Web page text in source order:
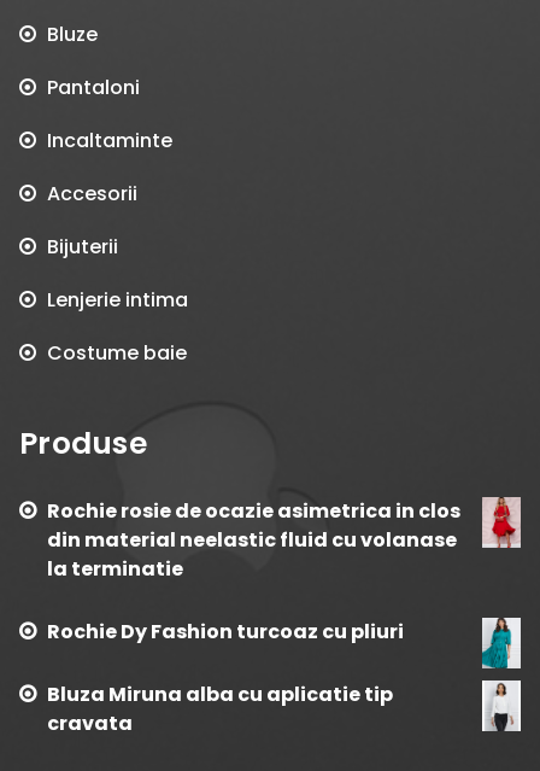
Bluze
Pantaloni
Incaltaminte
Accesorii
Bijuterii
Lenjerie intima
Costume baie
Produse
Rochie rosie de ocazie asimetrica in clos
din material neelastic fluid cu volanase
la terminatie
Rochie Dy Fashion turcoaz cu pliuri
Bluza Miruna alba cu aplicatie tip
cravata